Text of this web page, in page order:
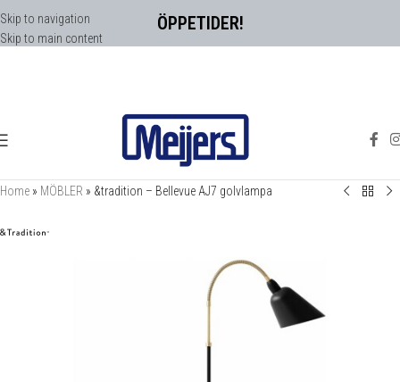
ÖPPETIDER!
Skip to navigation
Skip to main content
Home » MÖBLER » &tradition – Bellevue AJ7 golvlampa